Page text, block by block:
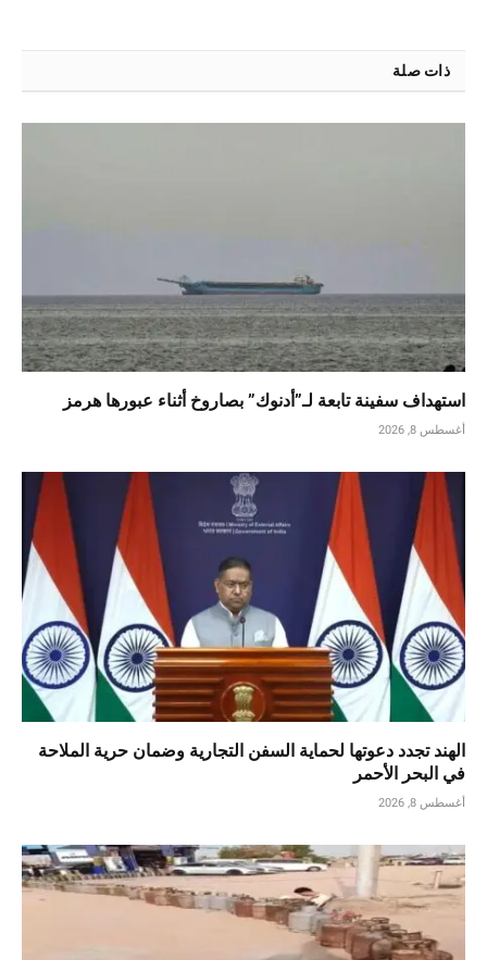
ذات صلة
استهداف سفينة تابعة لـ”أدنوك” بصاروخ أثناء عبورها هرمز
أغسطس 8, 2026
الهند تجدد دعوتها لحماية السفن التجارية وضمان حرية الملاحة
في البحر الأحمر
أغسطس 8, 2026